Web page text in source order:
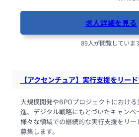
求人詳細を見る
89人が閲覧していま
【アクセンチュア】実行支援をリー
大規模開発やBPOプロジェクトにおけ
進、デジタル戦略にもとづいたキャンペ
様々な領域での継続的な実行支援をリー
募集します。